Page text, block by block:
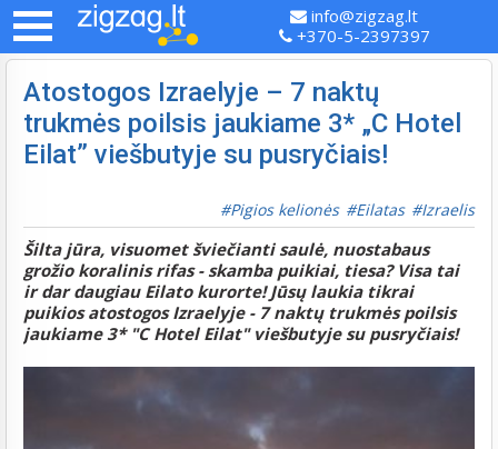
info@zigzag.lt
+370-5-2397397
Atostogos Izraelyje – 7 naktų
trukmės poilsis jaukiame 3* „C Hotel
Eilat” viešbutyje su pusryčiais!
Pigios kelionės Eilatas Izraelis
Šilta jūra, visuomet šviečianti saulė, nuostabaus
grožio koralinis rifas - skamba puikiai, tiesa? Visa tai
ir dar daugiau Eilato kurorte! Jūsų laukia tikrai
puikios atostogos Izraelyje - 7 naktų trukmės poilsis
jaukiame 3* "C Hotel Eilat" viešbutyje su pusryčiais!